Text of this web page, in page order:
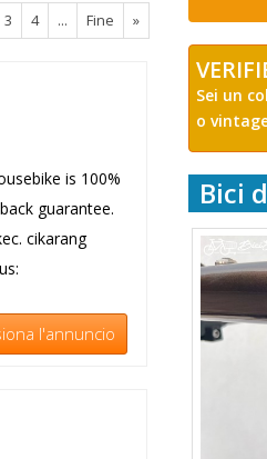
3 4 ... Fine »
is 100%
guarantee.
cikarang
l'annuncio
Sei un
o
Bici